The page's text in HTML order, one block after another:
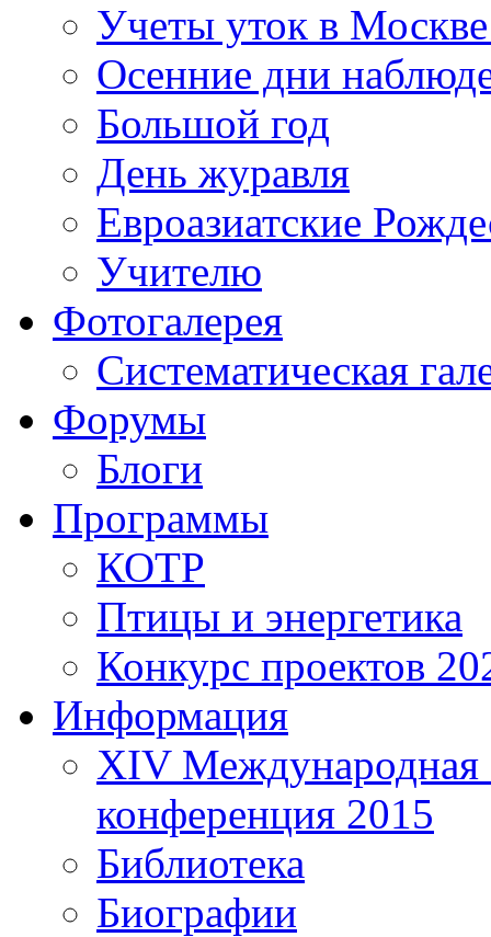
Учеты уток в
Осенние дни
Большой год
День журавля
Евроазиатские
Учителю
Фотогалерея
Систематическая
Форумы
Блоги
Программы
КОТР
Птицы и энергетика
Конкурс проектов
Информация
XIV Международная
конференция 2015
Библиотека
Биографии